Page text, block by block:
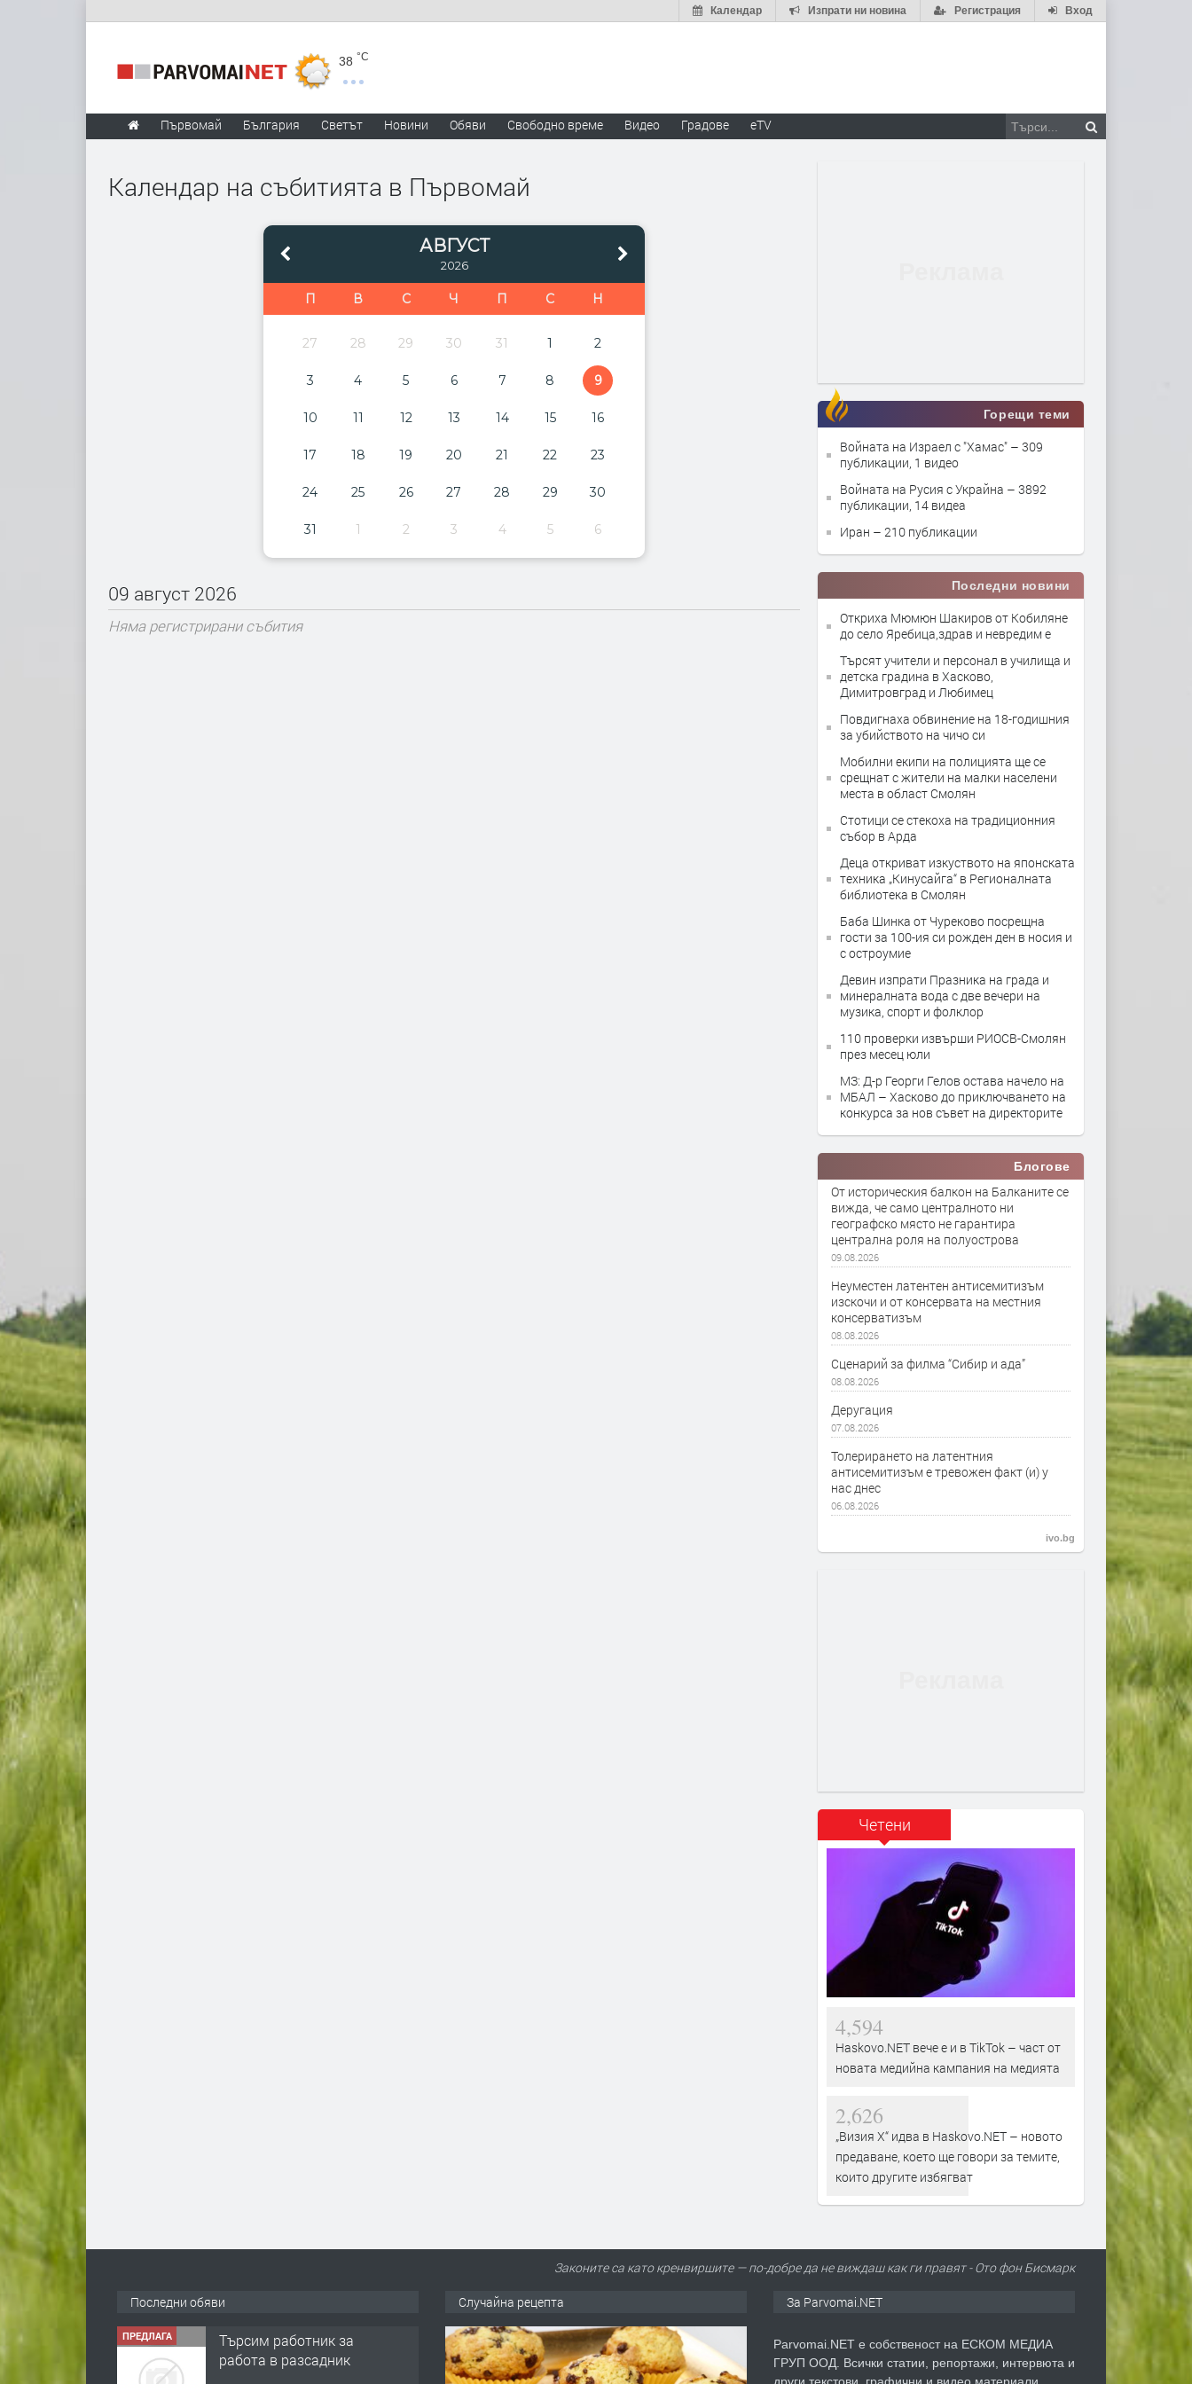
Вход
Регистрация
Изпрати ни новина
Календар
38 °C
Първомай България Светът Новини Обяви Свободно време Видео Градове eTV
Календар на събитията в Първомай
АВГУСТ
2026
П В С Ч П С Н
27 28 29 30 31 1 2
3 4 5 6 7 8 9
10 11 12 13 14 15 16
17 18 19 20 21 22 23
24 25 26 27 28 29 30
31 1 2 3 4 5 6
09 август 2026
Няма регистрирани събития
Горещи теми
Войната на Израел с "Хамас" – 309
публикации, 1 видео
Войната на Русия с Украйна – 3892
публикации, 14 видеа
Иран – 210 публикации
Последни новини
Откриха Мюмюн Шакиров от Кобиляне
до село Яребица,здрав и невредим е
Търсят учители и персонал в училища и
детска градина в Хасково,
Димитровград и Любимец
Повдигнаха обвинение на 18-годишния
за убийството на чичо си
Мобилни екипи на полицията ще се
срещнат с жители на малки населени
места в област Смолян
Стотици се стекоха на традиционния
събор в Арда
Деца откриват изкуството на японската
техника „Кинусайга“ в Регионалната
библиотека в Смолян
Баба Шинка от Чуреково посрещна
гости за 100-ия си рожден ден в носия и
с остроумие
Девин изпрати Празника на града и
минералната вода с две вечери на
музика, спорт и фолклор
110 проверки извърши РИОСВ-Смолян
през месец юли
МЗ: Д-р Георги Гелов остава начело на
МБАЛ – Хасково до приключването на
конкурса за нов съвет на директорите
Блогове
От историческия балкон на Балканите се
вижда, че само централното ни
географско място не гарантира
централна роля на полуострова
09.08.2026
Неуместен латентен антисемитизъм
изскочи и от консервата на местния
консерватизъм
08.08.2026
Сценарий за филма “Сибир и ада”
08.08.2026
Деругация
07.08.2026
Толерирането на латентния
антисемитизъм е тревожен факт (и) у
нас днес
06.08.2026
ivo.bg
Четени
4,594
Haskovo.NET вече е и в TikTok – част от
новата медийна кампания на медията
2,626
„Визия Х“ идва в Haskovo.NET – новото
предаване, което ще говори за темите,
които другите избягват
Законите са като кренвиршите — по-добре да не виждаш как ги правят - Ото фон Бисмарк
Последни обяви
ПРЕДЛАГА
Търсим работник за
работа в разсадник
Случайна рецепта За Parvomai.NET
Parvomai.NET е собственост на ЕСКОМ МЕДИА
ГРУП ООД. Всички статии, репортажи, интервюта и